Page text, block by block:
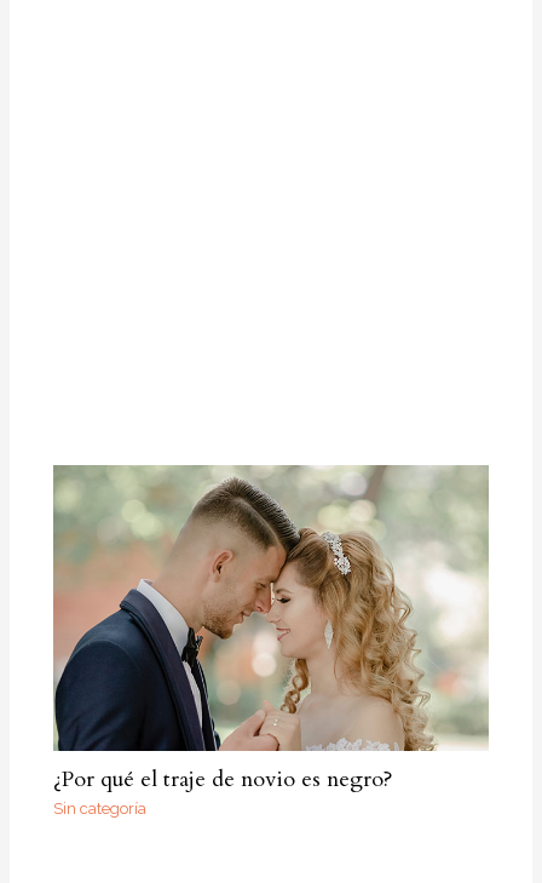
¿Por qué el traje de novio es negro?
Sin categoría